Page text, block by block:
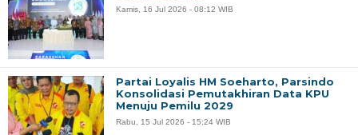
Kamis, 16 Jul 2026 - 08:12 WIB
Partai Loyalis HM Soeharto, Parsindo
Konsolidasi Pemutakhiran Data KPU
Menuju Pemilu 2029
Rabu, 15 Jul 2026 - 15:24 WIB